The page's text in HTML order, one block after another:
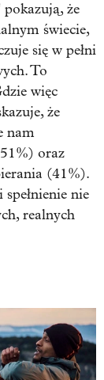
że
świecie,
się w pełni
To
więc
że
nam
oraz
(41%).
nie
realnych